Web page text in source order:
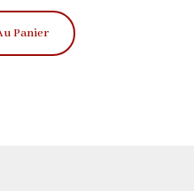
Panier